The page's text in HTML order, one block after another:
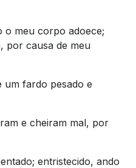
o meu corpo adoece;
por causa de meu
um fardo pesado e
e cheiram mal, por
entristecido, ando